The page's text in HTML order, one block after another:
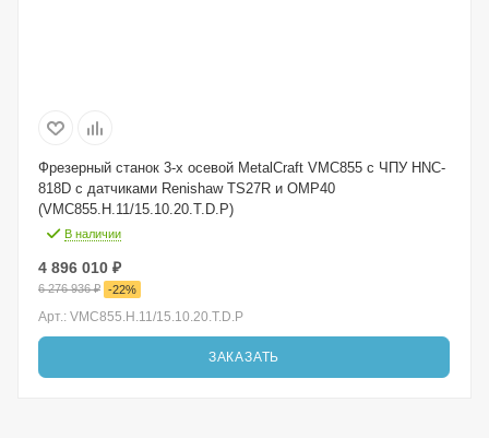
Фрезерный станок 3-х осевой MetalCraft VMC855 с ЧПУ HNC-
818D с датчиками Renishaw TS27R и OMP40
(VMC855.H.11/15.10.20.T.D.P)
В наличии
4 896 010 ₽
6 276 936₽ -22%
Арт.: VMC855.H.11/15.10.20.T.D.P
ЗАКАЗАТЬ